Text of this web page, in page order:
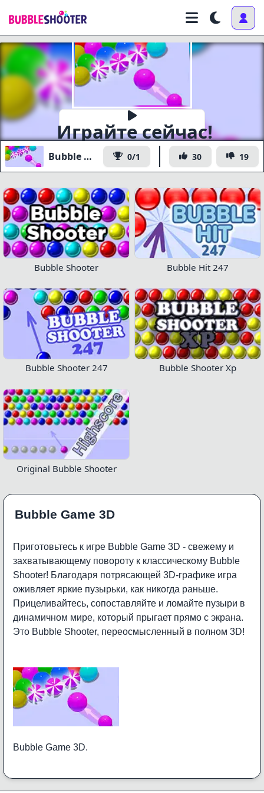
Играйте сейчас!
Bubble Game 3D 0/1 30 19
Bubble Shooter Bubble Hit 247
Bubble Shooter 247 Bubble Shooter Xp
Original Bubble Shooter
Bubble Game 3D
Приготовьтесь к игре Bubble Game 3D - свежему и
захватывающему повороту к классическому Bubble
Shooter! Благодаря потрясающей 3D-графике игра
оживляет яркие пузырьки, как никогда раньше.
Прицеливайтесь, сопоставляйте и ломайте пузыри в
динамичном мире, который прыгает прямо с экрана.
Это Bubble Shooter, переосмысленный в полном 3D!
Bubble Game 3D.